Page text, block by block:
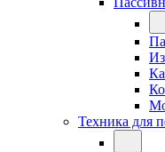
Техника для